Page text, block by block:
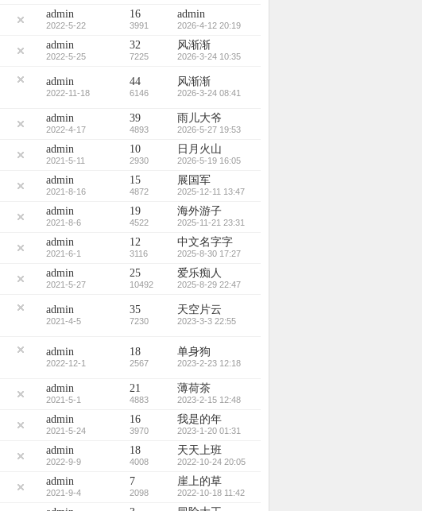
admin
2022-5-22
16
3991
admin
2026-4-12 20:19
admin
2022-5-25
32
7225
风渐渐
2026-3-24 10:35
admin
2022-11-18
44
6146
风渐渐
2026-3-24 08:41
admin
2022-4-17
39
4893
雨儿大爷
2026-5-27 19:53
admin
2021-5-11
10
2930
日月火山
2026-5-19 16:05
admin
2021-8-16
15
4872
展国军
2025-12-11 13:47
admin
2021-8-6
19
4522
海外游子
2025-11-21 23:31
admin
2021-6-1
12
3116
中文名字字
2025-8-30 17:27
admin
2021-5-27
25
10492
爱乐痴人
2025-8-29 22:47
admin
2021-4-5
35
7230
天空片云
2023-3-3 22:55
admin
2022-12-1
18
2567
单身狗
2023-2-23 12:18
admin
2021-5-1
21
4883
薄荷茶
2023-2-15 12:48
admin
2021-5-24
16
3970
我是的年
2023-1-20 01:31
admin
2022-9-9
18
4008
天天上班
2022-10-24 20:05
admin
2021-9-4
7
2098
崖上的草
2022-10-18 11:42